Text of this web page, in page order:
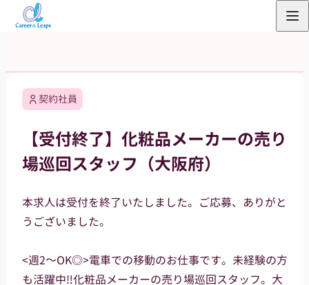
ス
契約社員
【受付終了】化粧品メーカーの売り
場巡回スタッフ（大阪府）
本求人は受付を終了いたしました。ご応募、ありがと
うございました。
<週2～OK◎>電車での移動のお仕事です。未経験の方
も活躍中‼化粧品メーカーの売り場巡回スタッフ。大